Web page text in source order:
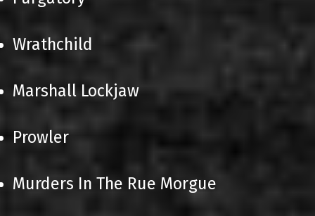
Wrathchild
Marshall Lockjaw
Prowler
Murders In The Rue Morgue